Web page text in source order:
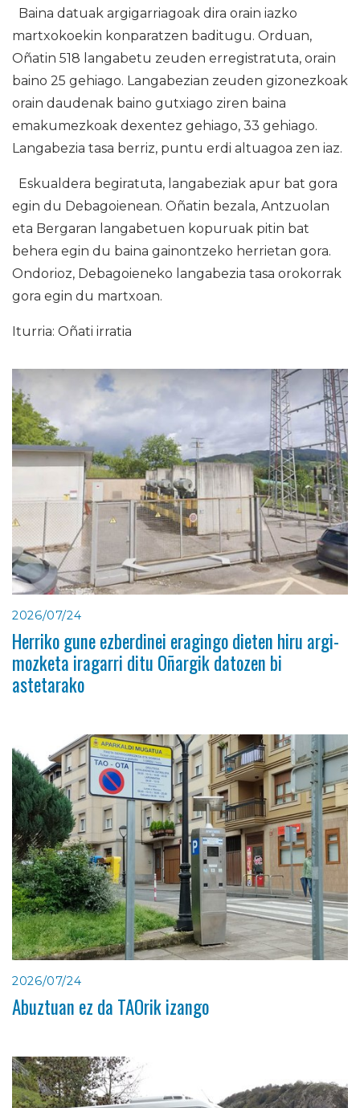
Baina datuak argigarriagoak dira orain iazko
martxokoekin konparatzen baditugu. Orduan,
Oñatin 518 langabetu zeuden erregistratuta, orain
baino 25 gehiago. Langabezian zeuden gizonezkoak
orain daudenak baino gutxiago ziren baina
emakumezkoak dexentez gehiago, 33 gehiago.
Langabezia tasa berriz, puntu erdi altuagoa zen iaz.
Eskualdera begiratuta, langabeziak apur bat gora
egin du Debagoienean. Oñatin bezala, Antzuolan
eta Bergaran langabetuen kopuruak pitin bat
behera egin du baina gainontzeko herrietan gora.
Ondorioz, Debagoieneko langabezia tasa orokorrak
gora egin du martxoan.
Iturria: Oñati irratia
2026/07/24
Herriko gune ezberdinei eragingo dieten hiru argi-
mozketa iragarri ditu Oñargik datozen bi
astetarako
2026/07/24
Abuztuan ez da TAOrik izango